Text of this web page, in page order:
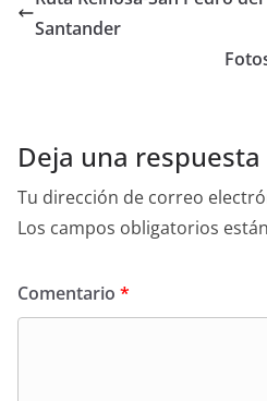
k
Deja una respuesta
Tu dirección de correo
Los campos obligatorios
Comentario *